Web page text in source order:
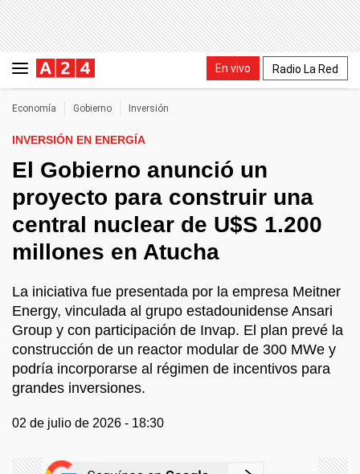
En vivo Radio La Red
Economía Gobierno Inversión
INVERSIÓN EN ENERGÍA
El Gobierno anunció un
proyecto para construir una
central nuclear de U$S 1.200
millones en Atucha
La iniciativa fue presentada por la empresa Meitner
Energy, vinculada al grupo estadounidense Ansari
Group y con participación de Invap. El plan prevé la
construcción de un reactor modular de 300 MWe y
podría incorporarse al régimen de incentivos para
grandes inversiones.
02 de julio de 2026 - 18:30